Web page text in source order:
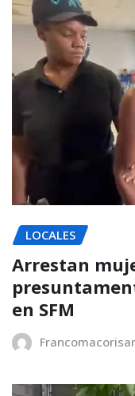
LOCALES
Arrestan
en SFM